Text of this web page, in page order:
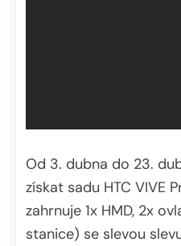
Od 3. dubna do 23.
získat sadu HTC VIVE
zahrnuje 1x HMD, 2x
stanice) se slevou